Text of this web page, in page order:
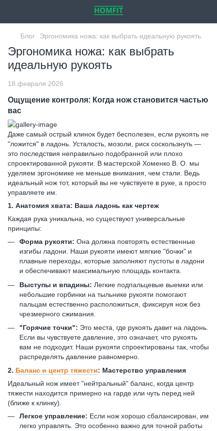
Блог Эргономика ножа: как выбрать идеальную рукоять
Эргономика ножа: как выбрать
идеальную рукоять
18 февраля 2026
Ощущение контроля: Когда нож становится частью
вас
Даже самый острый клинок будет бесполезен, если рукоять не
"ложится" в ладонь. Усталость, мозоли, риск соскользнуть —
это последствия неправильно подобранной или плохо
спроектированной рукояти. В мастерской Хоменко В. О. мы
уделяем эргономике не меньше внимания, чем стали. Ведь
идеальный нож тот, который вы не чувствуете в руке, а просто
управляете им.
1. Анатомия хвата: Ваша ладонь как чертеж
Каждая рука уникальна, но существуют универсальные
принципы:
Форма рукояти: Она должна повторять естественные
изгибы ладони. Наши рукояти имеют мягкие "бочки" и
плавные переходы, которые заполняют пустоты в ладони
и обеспечивают максимальную площадь контакта.
Выступы и впадины: Легкие подпальцевые выемки или
небольшие горбинки на тыльнике рукояти помогают
пальцам естественно расположиться, фиксируя нож без
чрезмерного сжимания.
"Горячие точки": Это места, где рукоять давит на ладонь.
Если вы чувствуете давление, это означает, что рукоять
вам не подходит. Наши рукояти спроектированы так, чтобы
распределять давление равномерно.
2. Баланс и центр тяжести: Мастерство управления
Идеальный нож имеет "нейтральный" баланс, когда центр
тяжести находится примерно на гарде или чуть перед ней
(ближе к клинку).
Легкое управление: Если нож хорошо сбалансирован, им
легко управлять. Это особенно важно для точной работы